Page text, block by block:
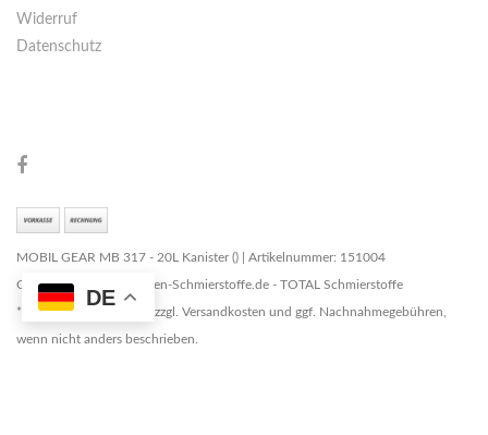
DE
Widerruf
Datenschutz
MOBIL GEAR MB 317 - 20L Kanister () | Artikelnummer: 151004
Copyright © 2026 Marken-Schmierstoffe.de - TOTAL Schmierstoffe
* Alle Preise zzgl. MwSt. zzgl. Versandkosten und ggf. Nachnahmegebühren,
wenn nicht anders beschrieben.